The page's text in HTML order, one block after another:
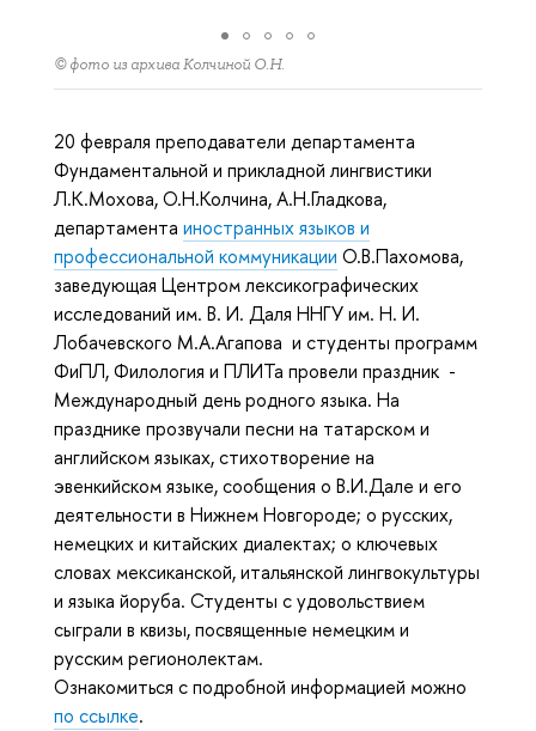
© фото из архива Колчиной О.Н.
20 февраля преподаватели департамента
Фундаментальной и прикладной лингвистики
Л.К.Мохова, О.Н.Колчина, А.Н.Гладкова,
департамента иностранных языков и
профессиональной коммуникации О.В.Пахомова,
заведующая Центром лексикографических
исследований им. В. И. Даля ННГУ им. Н. И.
Лобачевского М.А.Агапова и студенты программ
ФиПЛ, Филология и ПЛИТа провели праздник -
Международный день родного языка. На
празднике прозвучали песни на татарском и
английском языках, стихотворение на
эвенкийском языке, сообщения о В.И.Дале и его
деятельности в Нижнем Новгороде; о русских,
немецких и китайских диалектах; о ключевых
словах мексиканской, итальянской лингвокультуры
и языка йоруба. Студенты с удовольствием
сыграли в квизы, посвященные немецким и
русским регионолектам.
Ознакомиться с подробной информацией можно
по ссылке.